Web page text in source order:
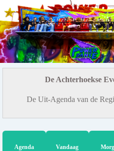
De Achterhoekse
De Uit-Agenda van de
Agenda Vandaag